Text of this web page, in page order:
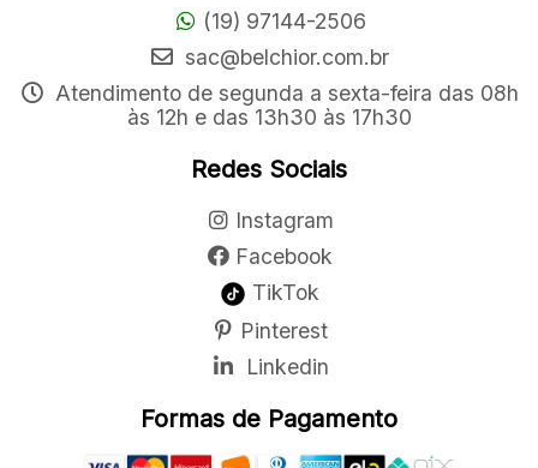
(19) 97144-2506
sac@belchior.com.br
Atendimento de segunda a sexta-feira das 08h
às 12h e das 13h30 às 17h30
Redes Sociais
Instagram
Facebook
TikTok
Pinterest
Linkedin
Formas de Pagamento